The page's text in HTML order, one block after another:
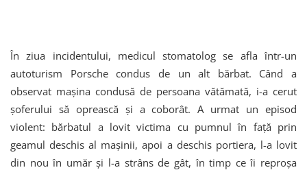
În ziua incidentului, medicul stomatolog se afla într-un
autoturism Porsche condus de un alt bărbat. Când a
observat mașina condusă de persoana vătămată, i-a cerut
șoferului să oprească și a coborât. A urmat un episod
violent: bărbatul a lovit victima cu pumnul în față prin
geamul deschis al mașinii, apoi a deschis portiera, l-a lovit
din nou în umăr și l-a strâns de gât, în timp ce îi reproșa